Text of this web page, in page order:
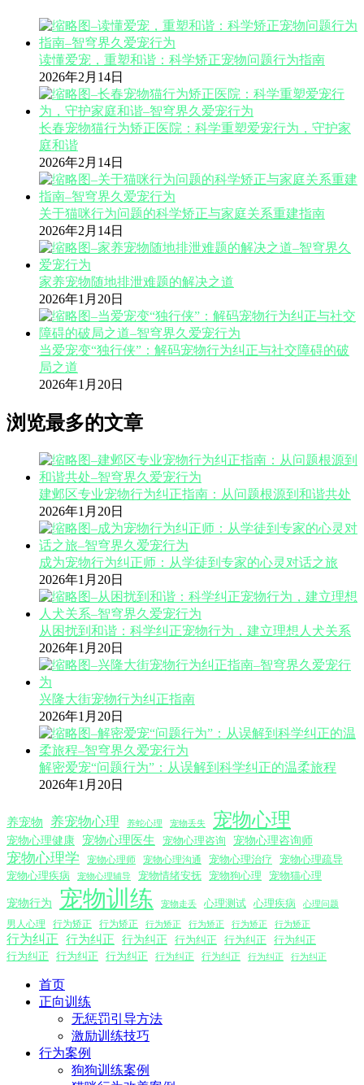
读懂爱宠，重塑和谐：科学矫正宠物问题行为指南
2026年2月14日
长春宠物猫行为矫正医院：科学重塑爱宠行为，守护家
庭和谐
2026年2月14日
关于猫咪行为问题的科学矫正与家庭关系重建指南
2026年2月14日
家养宠物随地排泄难题的解决之道
2026年1月20日
当爱宠变“独行侠”：解码宠物行为纠正与社交障碍的破
局之道
2026年1月20日
浏览最多的文章
建邺区专业宠物行为纠正指南：从问题根源到和谐共处
2026年1月20日
成为宠物行为纠正师：从学徒到专家的心灵对话之旅
2026年1月20日
从困扰到和谐：科学纠正宠物行为，建立理想人犬关系
2026年1月20日
兴隆大街宠物行为纠正指南
2026年1月20日
解密爱宠“问题行为”：从误解到科学纠正的温柔旅程
2026年1月20日
养宠物 养宠物心理 养蛇心理 宠物丢失 宠物心理
宠物心理健康 宠物心理医生 宠物心理咨询 宠物心理咨询师
宠物心理学 宠物心理师 宠物心理沟通 宠物心理治疗
宠物心理疏导
宠物心理疾病
宠物心理辅导 宠物情绪安抚 宠物狗心理 宠物猫心理
宠物行为 宠物训练 宠物走丢 心理测试 心理疾病 心理问题
男人心理 行为矫正 行为矫正 行为矫正 行为矫正 行为矫正 行为矫正
行为纠正 行为纠正 行为纠正 行为纠正 行为纠正
行为纠正
行为纠正
行为纠正 行为纠正 行为纠正 行为纠正 行为纠正 行为纠正
首页
正向训练
无惩罚引导方法
激励训练技巧
行为案例
狗狗训练案例